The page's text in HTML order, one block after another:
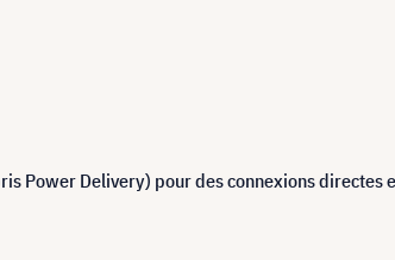
Power Delivery) pour des connexions directes